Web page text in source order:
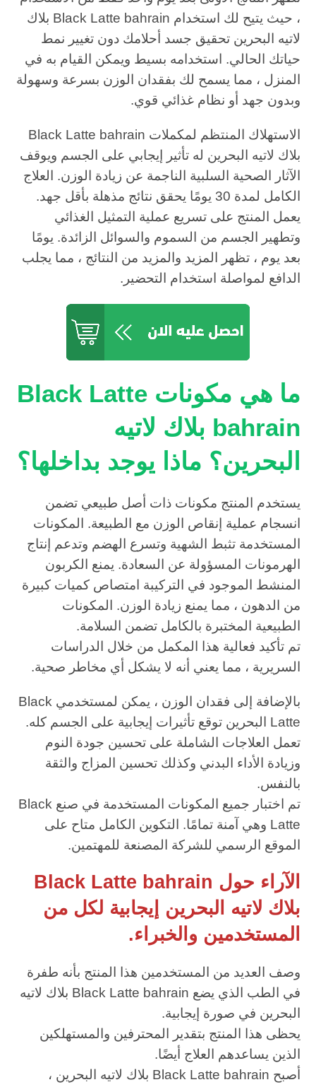
، حيث يتيح لك استخدام Black Latte bahrain بلاك
لاتيه البحرين تحقيق جسد أحلامك دون تغيير نمط
حياتك الحالي. استخدامه بسيط ويمكن القيام به في
المنزل ، مما يسمح لك بفقدان الوزن بسرعة وسهولة
وبدون جهد أو نظام غذائي قوي.
الاستهلاك المنتظم لمكملات Black Latte bahrain
بلاك لاتيه البحرين له تأثير إيجابي على الجسم ويوقف
الآثار الصحية السلبية الناجمة عن زيادة الوزن. العلاج
الكامل لمدة 30 يومًا يحقق نتائج مذهلة بأقل جهد.
يعمل المنتج على تسريع عملية التمثيل الغذائي
وتطهير الجسم من السموم والسوائل الزائدة. يومًا
بعد يوم ، تظهر المزيد والمزيد من النتائج ، مما يجلب
الدافع لمواصلة استخدام التحضير.
ما هي مكونات Black Latte
bahrain بلاك لاتيه
البحرين؟ ماذا يوجد بداخلها؟
يستخدم المنتج مكونات ذات أصل طبيعي تضمن
انسجام عملية إنقاص الوزن مع الطبيعة. المكونات
المستخدمة تثبط الشهية وتسرع الهضم وتدعم إنتاج
الهرمونات المسؤولة عن السعادة. يمنع الكربون
المنشط الموجود في التركيبة امتصاص كميات كبيرة
من الدهون ، مما يمنع زيادة الوزن. المكونات
الطبيعية المختبرة بالكامل تضمن السلامة.
تم تأكيد فعالية هذا المكمل من خلال الدراسات
السريرية ، مما يعني أنه لا يشكل أي مخاطر صحية.
بالإضافة إلى فقدان الوزن ، يمكن لمستخدمي Black
Latte البحرين توقع تأثيرات إيجابية على الجسم كله.
تعمل العلاجات الشاملة على تحسين جودة النوم
وزيادة الأداء البدني وكذلك تحسين المزاج والثقة
بالنفس.
تم اختبار جميع المكونات المستخدمة في صنع Black
Latte وهي آمنة تمامًا. التكوين الكامل متاح على
الموقع الرسمي للشركة المصنعة للمهتمين.
الآراء حول Black Latte bahrain
بلاك لاتيه البحرين إيجابية لكل من
المستخدمين والخبراء.
وصف العديد من المستخدمين هذا المنتج بأنه طفرة
في الطب الذي يضع Black Latte bahrain بلاك لاتيه
البحرين في صورة إيجابية.
يحظى هذا المنتج بتقدير المحترفين والمستهلكين
الذين يساعدهم العلاج أيضًا.
أصبح Black Latte bahrain بلاك لاتيه البحرين ،